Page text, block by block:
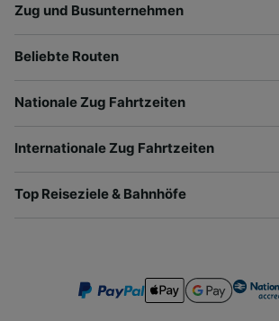
Zug und Busunternehmen
Beliebte Routen
Nationale Zug Fahrtzeiten
Internationale Zug Fahrtzeiten
Top Reiseziele & Bahnhöfe